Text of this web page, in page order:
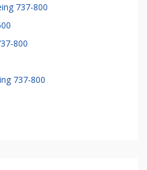
737-800
800
737-800